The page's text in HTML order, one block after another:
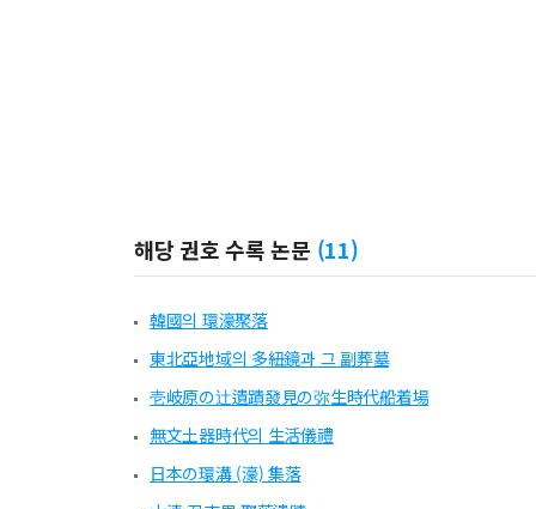
해당 권호 수록 논문 (11)
韓國의 環濠聚落
東北亞地域의 多紐鏡과 그 副葬墓
壱岐原の辻遺蹟發見の弥生時代船着場
無文土器時代의 生活儀禮
日本の環溝 (濠) 集落